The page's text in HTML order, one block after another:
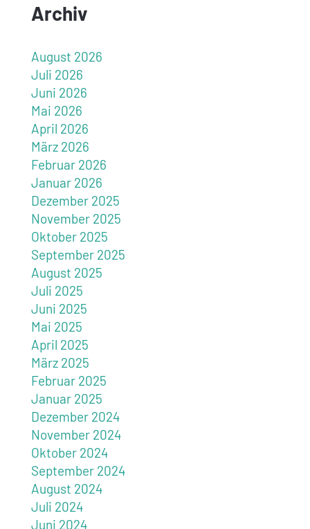
Archiv
August 2026
Juli 2026
Juni 2026
Mai 2026
April 2026
März 2026
Februar 2026
Januar 2026
Dezember 2025
November 2025
Oktober 2025
September 2025
August 2025
Juli 2025
Juni 2025
Mai 2025
April 2025
März 2025
Februar 2025
Januar 2025
Dezember 2024
November 2024
Oktober 2024
September 2024
August 2024
Juli 2024
Juni 2024